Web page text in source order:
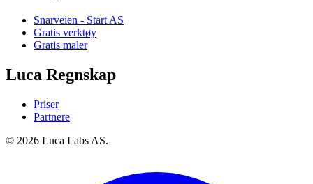
Snarveien - Start AS
Gratis verktøy
Gratis maler
Luca Regnskap
Priser
Partnere
© 2026 Luca Labs AS.